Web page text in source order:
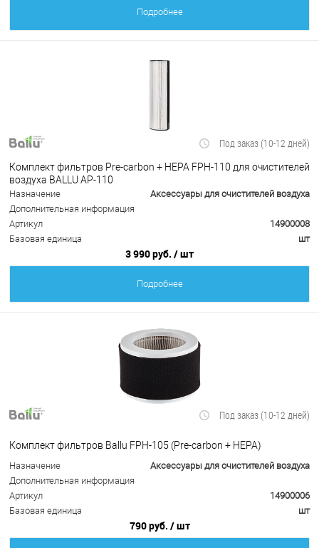
Подробнее
Под заказ (10-12 дней)
Комплект фильтров Pre-carbon + HEPA FРH-110 для очистителей
воздуха BALLU AP-110
Назначение
Аксессуары для очистителей воздуха
Дополнительная информация
Артикул
14900008
Базовая единица
шт
3 990 руб. / шт
Подробнее
Под заказ (10-12 дней)
Комплект фильтров Ballu FРH-105 (Pre-carbon + HEPA)
Назначение
Аксессуары для очистителей воздуха
Дополнительная информация
Артикул
14900006
Базовая единица
шт
790 руб. / шт